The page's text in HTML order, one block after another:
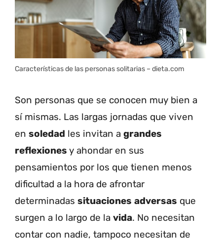
Características de las personas solitarias – dieta.com
Son personas que se conocen muy bien a
sí mismas. Las largas jornadas que viven
en soledad les invitan a grandes
reflexiones y ahondar en sus
pensamientos por los que tienen menos
dificultad a la hora de afrontar
determinadas situaciones adversas que
surgen a lo largo de la vida. No necesitan
contar con nadie, tampoco necesitan de